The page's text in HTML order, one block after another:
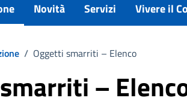
Novità Servizi Vivere il
/ Oggetti smarriti – Elenco
–